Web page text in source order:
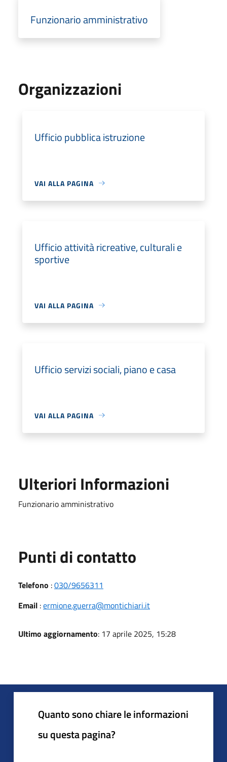
Funzionario amministrativo
Organizzazioni
Ufficio pubblica istruzione
VAI ALLA PAGINA
Ufficio attività ricreative, culturali e
sportive
VAI ALLA PAGINA
Ufficio servizi sociali, piano e casa
VAI ALLA PAGINA
Ulteriori Informazioni
Funzionario amministrativo
Punti di contatto
Telefono :030/9656311
Email :ermione.guerra@montichiari.it
Ultimo aggiornamento: 17 aprile 2025, 15:28
Quanto sono chiare le informazioni
su questa pagina?